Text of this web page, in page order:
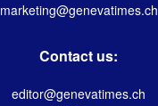
marketing@genevatimes.ch
Contact us:
editor@genevatimes.ch